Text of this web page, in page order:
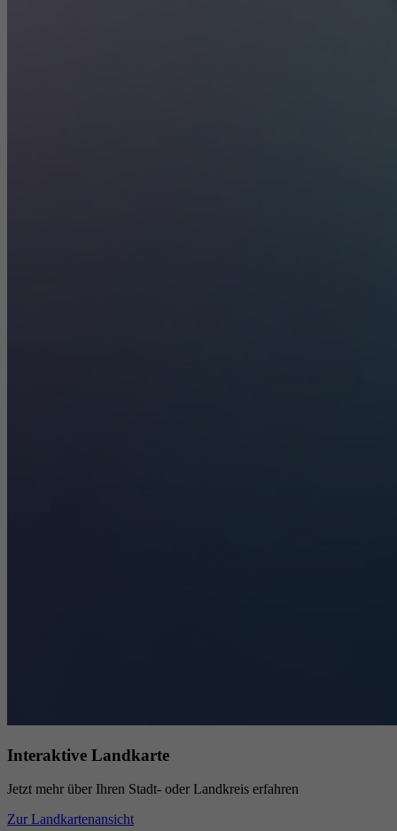
Interaktive Landkarte
Jetzt mehr über Ihren Stadt- oder Landkreis erfahren
Zur Landkartenansicht